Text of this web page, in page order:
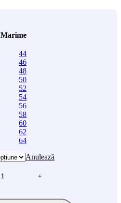
Marime
44
46
48
50
52
54
56
58
60
62
64
Anulează
+